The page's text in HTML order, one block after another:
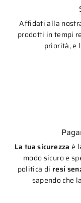
Affidati alla
prodotti in tempi
priorità, e
La tua sicurezza è
modo sicuro e
politica di resi
sapendo che